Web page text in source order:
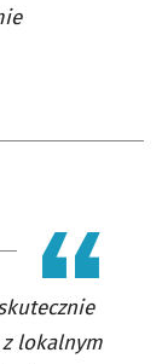
lokalnym